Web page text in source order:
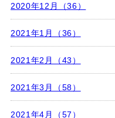
2020年12月（36）
2021年1月（36）
2021年2月（43）
2021年3月（58）
2021年4月（57）